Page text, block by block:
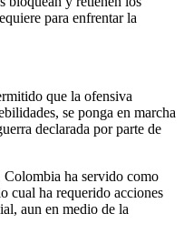
para enfrentar la
que la ofensiva
se ponga en marcha
declarada por parte de
ha servido como
cual ha requerido acciones
aun en medio de la